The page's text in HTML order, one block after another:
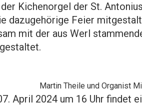
Kichenorgel der St.
dazugehörige Feier
mit der aus Werl
Martin Theile und Organist
April 2024 um 16 Uhr findet